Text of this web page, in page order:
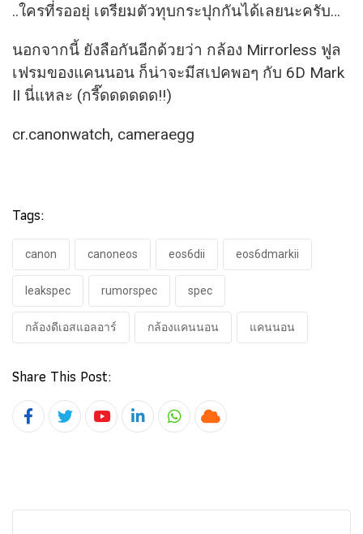
..ใครที่รออยุ่ เตรียมตัวทุบกระปุกกันได้เลยนะครับ…
นอกจากนี้ ยังลือกันอีกด้วยว่า กล้อง Mirrorless ฟูล
เฟรมของแคนนอน ก็น่าจะมีสเปคพอๆ กับ 6D Mark
II นี่แหละ (กรี๊ดดดดดด!!)
cr.canonwatch, cameraegg
Tags:
canon canoneos eos6dii eos6dmarkii
leakspec rumorspec spec
กล้องดีเอสแอลอาร์ กล้องแคนนอน แคนนอน
Share This Post:
YoutubeLinkedInWhatsapp
Cloud